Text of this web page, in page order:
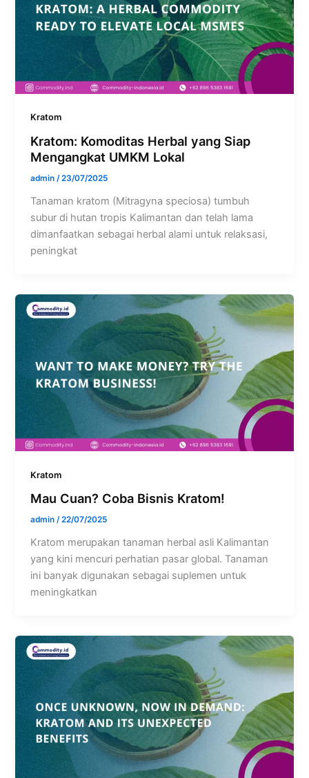
Kratom
Kratom: Komoditas Herbal yang Siap
Mengangkat UMKM Lokal
admin/23/07/2025
Tanaman kratom (Mitragyna speciosa) tumbuh
subur di hutan tropis Kalimantan dan telah lama
dimanfaatkan sebagai herbal alami untuk relaksasi,
peningkat
Kratom
Mau Cuan? Coba Bisnis Kratom!
admin/22/07/2025
Kratom merupakan tanaman herbal asli Kalimantan
yang kini mencuri perhatian pasar global. Tanaman
ini banyak digunakan sebagai suplemen untuk
meningkatkan